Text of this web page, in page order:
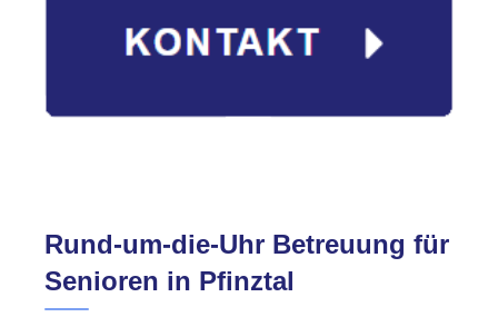
Rund-um-die-Uhr Betreuung für
Senioren in Pfinztal